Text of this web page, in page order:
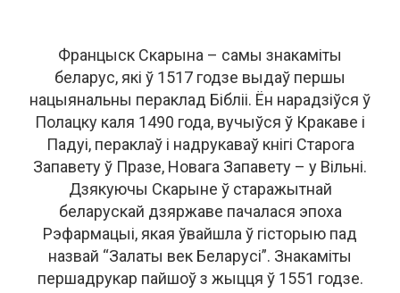
Францыск Скарына – самы знакаміты
беларус, які ў 1517 годзе выдаў першы
нацыянальны пераклад Бібліі. Ён нарадзіўся ў
Полацку каля 1490 года, вучыўся ў Кракаве і
Падуі, пераклаў і надрукаваў кнігі Старога
Запавету ў Празе, Новага Запавету – у Вільні.
Дзякуючы Скарыне ў старажытнай
беларускай дзяржаве пачалася эпоха
Рэфармацыі, якая ўвайшла ў гісторыю пад
назвай “Залаты век Беларусі”. Знакаміты
першадрукар пайшоў з жыцця ў 1551 годзе.